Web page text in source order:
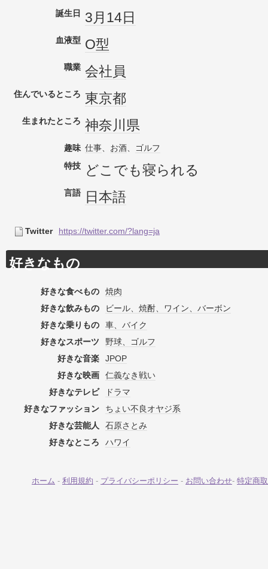
誕生日 3月14日
血液型 O型
職業 会社員
住んでいるところ 東京都
生まれたところ 神奈川県
趣味 仕事、 お酒、 ゴルフ
特技
どこでも寝られる
言語 日本語
Twitter https://twitter.com/?lang=ja
好きなもの
好きな食べもの
焼肉
好きな飲みもの
ビール、焼酎、ワイン、バーボン
好きな乗りもの
車、バイク
好きなスポーツ
野球、ゴルフ
好きな音楽
JPOP
好きな映画
仁義なき戦い
好きなテレビ
ドラマ
好きなファッション
ちょい不良オヤジ系
好きな芸能人
石原さとみ
好きなところ
ハワイ
ホーム - 利用規約 - プライバシーポリシー - お問い合わせ- 特定商